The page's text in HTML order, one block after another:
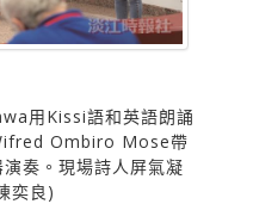
用Kissi語和英語朗誦
Ombiro Mose帶
奏。現場詩人屏氣凝
奕良)